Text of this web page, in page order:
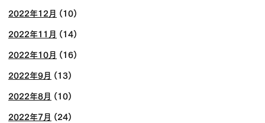
2022年12月 (10)
2022年11月 (14)
2022年10月 (16)
2022年9月 (13)
2022年8月 (10)
2022年7月 (24)